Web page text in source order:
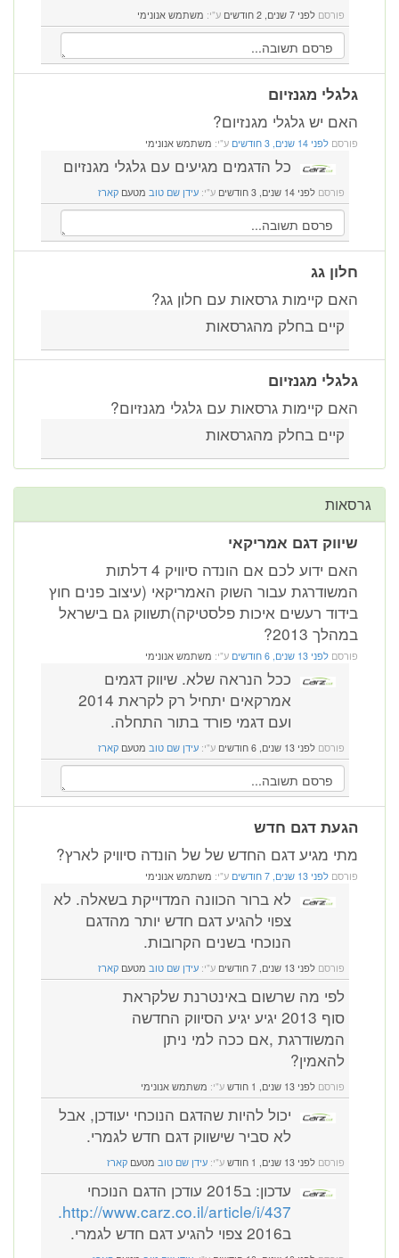
פורסם לפני 7 שנים, 2 חודשים ע"י: משתמש אנונימי
גלגלי מגנזיום
האם יש גלגלי מגנזיום?
פורסם לפני 14 שנים, 3 חודשים ע"י: משתמש אנונימי
כל הדגמים מגיעים עם גלגלי מגנזיום
פורסם לפני 14 שנים, 3 חודשים ע"י: עידן שם טוב מטעם קארז
חלון גג
האם קיימות גרסאות עם חלון גג?
קיים בחלק מהגרסאות
גלגלי מגנזיום
האם קיימות גרסאות עם גלגלי מגנזיום?
קיים בחלק מהגרסאות
גרסאות
שיווק דגם אמריקאי
האם ידוע לכם אם הונדה סיוויק 4 דלתות
המשודרגת עבור השוק האמריקאי (עיצוב פנים חוץ
בידוד רעשים איכות פלסטיקה)תשווק גם בישראל
במהלך 2013?
פורסם לפני 13 שנים, 6 חודשים ע"י: משתמש אנונימי
ככל הנראה שלא. שיווק דגמים
אמרקאים יתחיל רק לקראת 2014
ועם דגמי פורד בתור התחלה.
פורסם לפני 13 שנים, 6 חודשים ע"י: עידן שם טוב מטעם קארז
הגעת דגם חדש
מתי מגיע דגם החדש של של הונדה סיוויק לארץ?
פורסם לפני 13 שנים, 7 חודשים ע"י: משתמש אנונימי
לא ברור הכוונה המדוייקת בשאלה. לא
צפוי להגיע דגם חדש יותר מהדגם
הנוכחי בשנים הקרובות.
פורסם לפני 13 שנים, 7 חודשים ע"י: עידן שם טוב מטעם קארז
לפי מה שרשום באינטרנת שלקראת
סוף 2013 יגיע יגיע הסיווק החדשה
המשודרגת ,אם ככה למי ניתן
להאמין?
פורסם לפני 13 שנים, 1 חודש ע"י: משתמש אנונימי
יכול להיות שהדגם הנוכחי יעודכן, אבל
לא סביר שישווק דגם חדש לגמרי.
פורסם לפני 13 שנים, 1 חודש ע"י: עידן שם טוב מטעם קארז
עדכון: ב2015 עודכן הדגם הנוכחי
http://www.carz.co.il/article/i/437.
ב2016 צפוי להגיע דגם חדש לגמרי.